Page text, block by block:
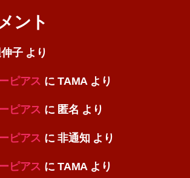
ント
子より
ピアス にTAMAより
ピアス に 匿名 より
ピアス に非通知 より
ピアス にTAMAより